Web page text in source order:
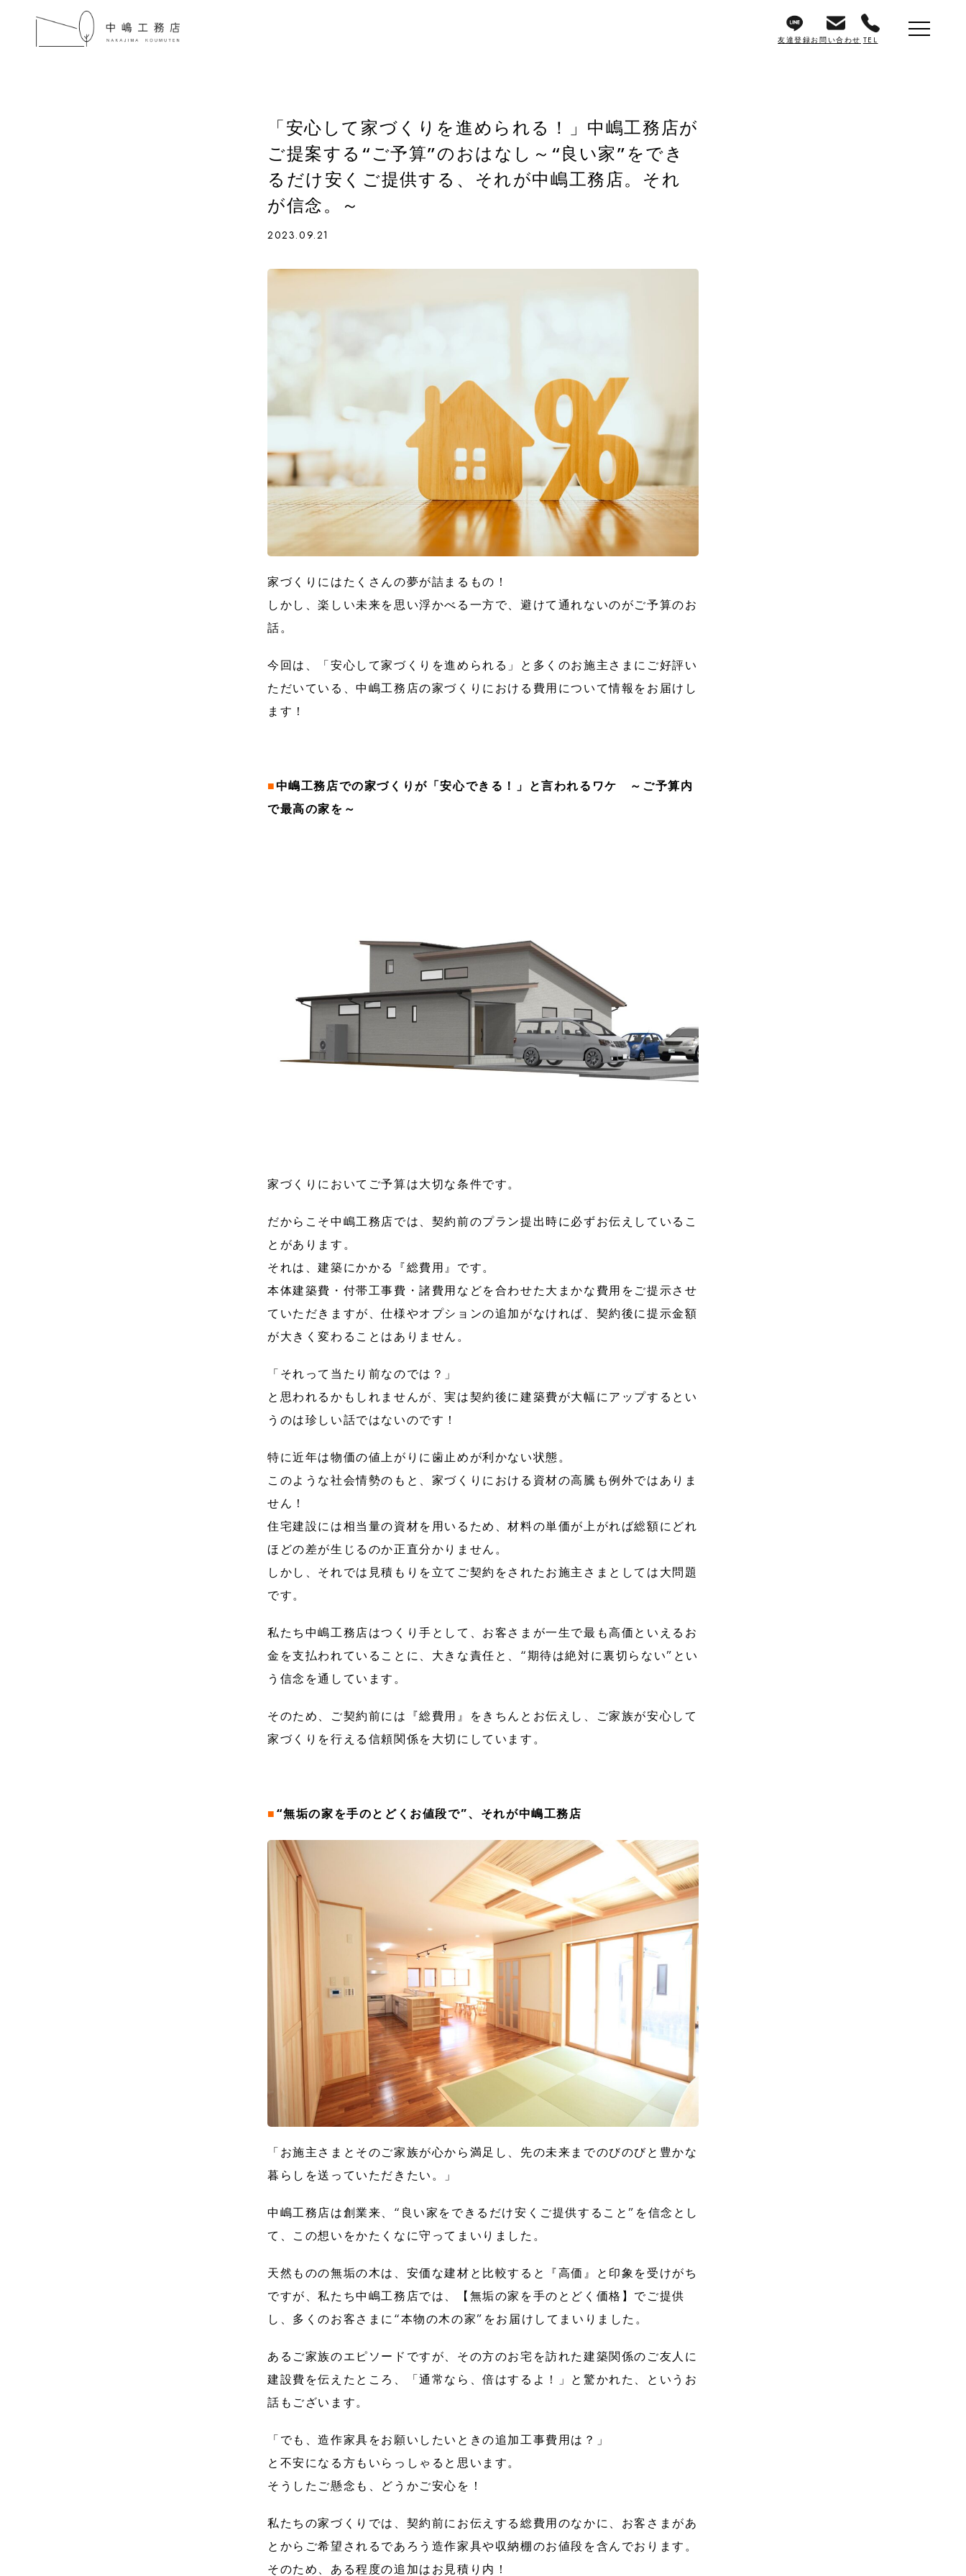
友達登録お問い合わせ TEL
「安心して家づくりを進められる！」中嶋工務店が
ご提案する“ご予算”のおはなし～“良い家”をでき
るだけ安くご提供する、それが中嶋工務店。それ
が信念。～
2023.09.21
家づくりにはたくさんの夢が詰まるもの！
しかし、楽しい未来を思い浮かべる一方で、避けて通れないのがご予算のお
話。
今回は、「安心して家づくりを進められる」と多くのお施主さまにご好評い
ただいている、中嶋工務店の家づくりにおける費用について情報をお届けし
ます！
■中嶋工務店での家づくりが「安心できる！」と言われるワケ ～ご予算内
で最高の家を～
家づくりにおいてご予算は大切な条件です。
だからこそ中嶋工務店では、契約前のプラン提出時に必ずお伝えしているこ
とがあります。
それは、建築にかかる『総費用』です。
本体建築費・付帯工事費・諸費用などを合わせた大まかな費用をご提示させ
ていただきますが、仕様やオプションの追加がなければ、契約後に提示金額
が大きく変わることはありません。
「それって当たり前なのでは？」
と思われるかもしれませんが、実は契約後に建築費が大幅にアップするとい
うのは珍しい話ではないのです！
特に近年は物価の値上がりに歯止めが利かない状態。
このような社会情勢のもと、家づくりにおける資材の高騰も例外ではありま
せん！
住宅建設には相当量の資材を用いるため、材料の単価が上がれば総額にどれ
ほどの差が生じるのか正直分かりません。
しかし、それでは見積もりを立てご契約をされたお施主さまとしては大問題
です。
私たち中嶋工務店はつくり手として、お客さまが一生で最も高価といえるお
金を支払われていることに、大きな責任と、“期待は絶対に裏切らない”とい
う信念を通しています。
そのため、ご契約前には『総費用』をきちんとお伝えし、ご家族が安心して
家づくりを行える信頼関係を大切にしています。
■“無垢の家を手のとどくお値段で”、それが中嶋工務店
「お施主さまとそのご家族が心から満足し、先の未来までのびのびと豊かな
暮らしを送っていただきたい。」
中嶋工務店は創業来、“良い家をできるだけ安くご提供すること”を信念とし
て、この想いをかたくなに守ってまいりました。
天然ものの無垢の木は、安価な建材と比較すると『高価』と印象を受けがち
ですが、私たち中嶋工務店では、【無垢の家を手のとどく価格】でご提供
し、多くのお客さまに“本物の木の家”をお届けしてまいりました。
あるご家族のエピソードですが、その方のお宅を訪れた建築関係のご友人に
建設費を伝えたところ、「通常なら、倍はするよ！」と驚かれた、というお
話もございます。
「でも、造作家具をお願いしたいときの追加工事費用は？」
と不安になる方もいらっしゃると思います。
そうしたご懸念も、どうかご安心を！
私たちの家づくりでは、契約前にお伝えする総費用のなかに、お客さまがあ
とからご希望されるであろう造作家具や収納棚のお値段を含んでおります。
そのため、ある程度の追加はお見積り内！